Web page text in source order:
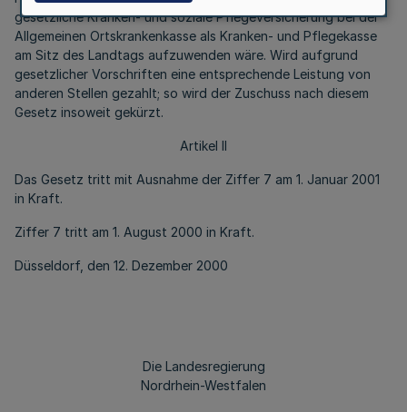
gesetzliche Kranken- und soziale Pflegeversicherung bei der
Allgemeinen Ortskrankenkasse als Kranken- und Pflegekasse
am Sitz des Landtags aufzuwenden wäre. Wird aufgrund
gesetzlicher Vorschriften eine entsprechende Leistung von
anderen Stellen gezahlt; so wird der Zuschuss nach diesem
Gesetz insoweit gekürzt.
Artikel II
Das Gesetz tritt mit Ausnahme der Ziffer 7 am 1. Januar 2001
in Kraft.
Ziffer 7 tritt am 1. August 2000 in Kraft.
Düsseldorf, den 12. Dezember 2000
Die Landesregierung
Nordrhein-Westfalen